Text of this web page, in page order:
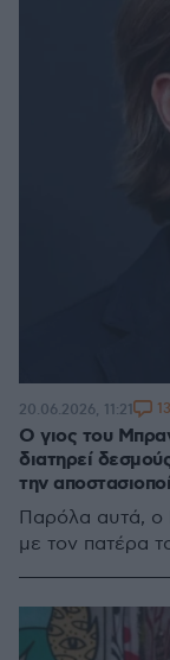
Ο γιος του
διατηρεί
την
Παρόλα αυτά, ο
με τον πατέρα
20.06.2026, 11:21 13